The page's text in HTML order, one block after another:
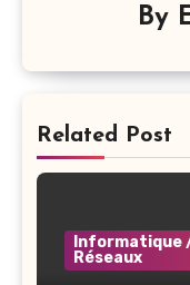
By
Related Post
Informatique
Réseaux